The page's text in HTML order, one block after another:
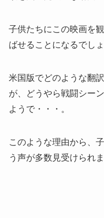
子供たちにこの映画を
ばせることになるでし
米国版でどのような翻
が、どうやら戦闘シー
ようで・・・。
このような理由から、
う声が多数見受けられま